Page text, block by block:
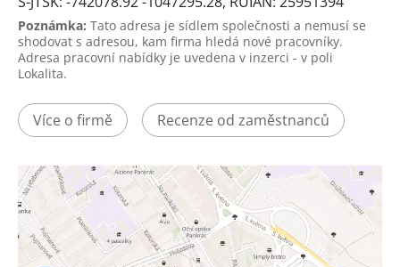
Poznámka: Tato adresa je sídlem společnosti a nemusí se
shodovat s adresou, kam firma hledá nové pracovníky.
Adresa pracovní nabídky je uvedena v inzerci - v poli
Lokalita.
Více o firmě Recenze od zaměstnanců